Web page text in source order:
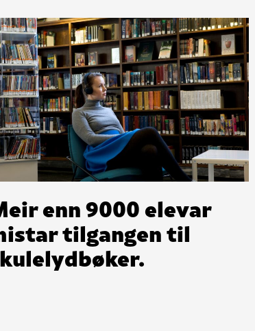
enn 9000 elevar
tilgangen til